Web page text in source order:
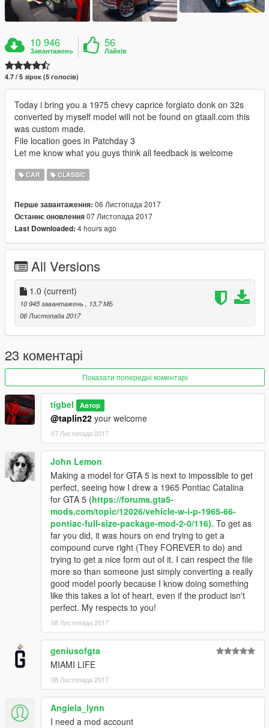
10 946
Завантажень
56
Лайків
4.7 / 5 зірок (5 голосів)
Today i bring you a 1975 chevy caprice forgiato donk on 32s
converted by myself model will not be found on gtaall.com this
was custom made.
File location goes in Patchday 3
Let me know what you guys think all feedback is welcome
CAR CLASSIC
Перше завантаження: 06 Листопада 2017
Останнє оновлення07 Листопада 2017
Last Downloaded: 4 hours ago
All Versions
1.0 (current)
10 945 завантажень
, 13,7 МБ
06 Листопада 2017
23 коментарі
Показати попередні коментарі
tigbel Автор
@taplin22 your welcome
07 Листопада 2017
John Lemon
Making a model for GTA 5 is next to impossible to get
perfect, seeing how I drew a 1965 Pontiac Catalina
for GTA 5 (https://forums.gta5-
mods.com/topic/12026/vehicle-w-i-p-1965-66-
pontiac-full-size-package-mod-2-0/116). To get as
far you did, it was hours on end trying to get a
compound curve right (They FOREVER to do) and
trying to get a nice form out of it. I can respect the file
more so than someone just simply converting a really
good model poorly because I know doing something
like this takes a lot of heart, even if the product isn't
perfect. My respects to you!
08 Листопада 2017
geniusofgta
MIAMI LIFE
08 Листопада 2017
Angiela_lynn
I need a mod account